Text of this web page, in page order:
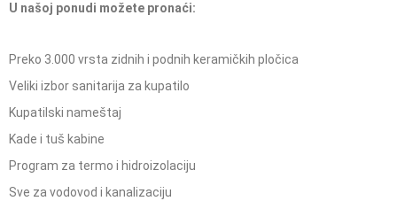
U našoj ponudi možete pronaći:
Preko 3.000 vrsta zidnih i podnih keramičkih pločica
Veliki izbor sanitarija za kupatilo
Kupatilski nameštaj
Kade i tuš kabine
Program za termo i hidroizolaciju
Sve za vodovod i kanalizaciju